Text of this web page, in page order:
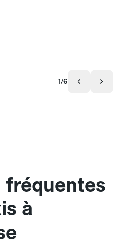
1/6
fréquentes
à